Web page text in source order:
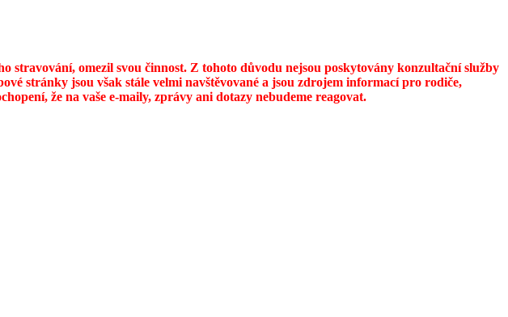
stravování, omezil svou činnost. Z tohoto důvodu nejsou poskytovány konzultační služby
stránky jsou však stále velmi navštěvované a jsou zdrojem informací pro rodiče,
že na vaše e-maily, zprávy ani dotazy nebudeme reagovat.